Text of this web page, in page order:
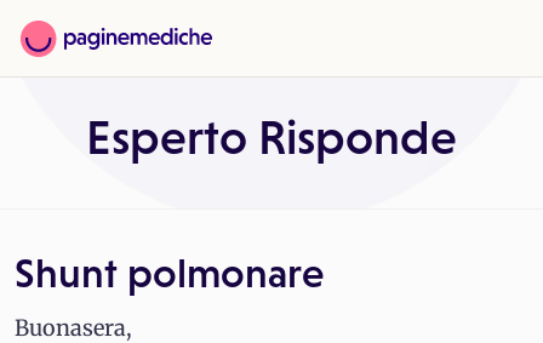
Esperto Risponde
Shunt polmonare
Buonasera,